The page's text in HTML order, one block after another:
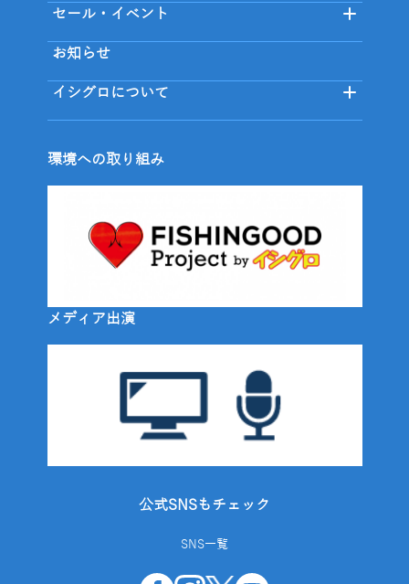
セール・イベント
お知らせ
イシグロについて
環境への取り組み
メディア出演
公式SNSもチェック
SNS一覧